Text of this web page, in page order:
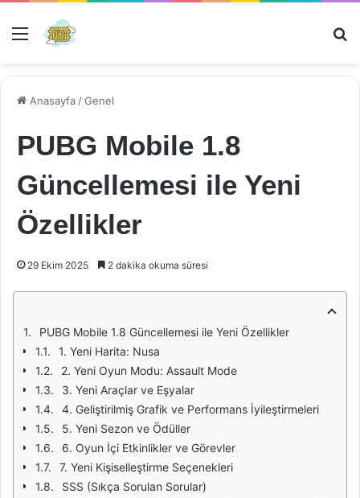
Menü
Anasayfa /Genel
PUBG Mobile 1.8
Güncellemesi ile Yeni
Özellikler
29 Ekim 2025 2 dakika okuma süresi
PUBG Mobile 1.8 Güncellemesi ile Yeni Özellikler
1. Yeni Harita: Nusa
2. Yeni Oyun Modu: Assault Mode
3. Yeni Araçlar ve Eşyalar
4. Geliştirilmiş Grafik ve Performans İyileştirmeleri
5. Yeni Sezon ve Ödüller
6. Oyun İçi Etkinlikler ve Görevler
7. Yeni Kişiselleştirme Seçenekleri
SSS (Sıkça Sorulan Sorular)